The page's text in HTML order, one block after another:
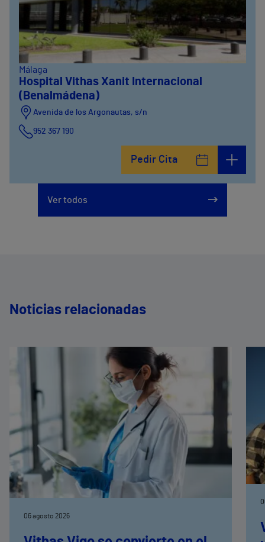
Málaga
Hospital Vithas Xanit Internacional
(Benalmádena)
Avenida de los Argonautas, s/n
952 367 190
Pedir Cita
Ver todos
Noticias relacionadas
06 agosto 2026